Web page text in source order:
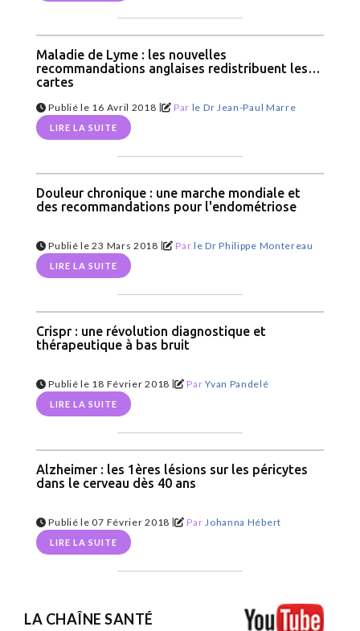
Maladie de Lyme : les nouvelles
recommandations anglaises redistribuent les
cartes
Publié le 16 Avril 2018 | Par le Dr Jean-Paul Marre
LIRE LA SUITE
Douleur chronique : une marche mondiale et
des recommandations pour l'endométriose
Publié le 23 Mars 2018 | Parle Dr Philippe Montereau
LIRE LA SUITE
Crispr : une révolution diagnostique et
thérapeutique à bas bruit
Publié le 18 Février 2018 | ParYvan Pandelé
LIRE LA SUITE
Alzheimer : les 1ères lésions sur les péricytes
dans le cerveau dès 40 ans
Publié le 07 Février 2018 | ParJohanna Hébert
LIRE LA SUITE
LA CHAÎNE SANTÉ